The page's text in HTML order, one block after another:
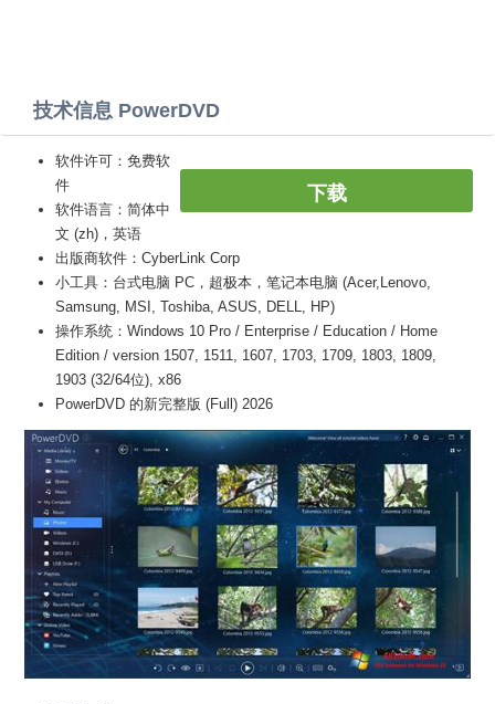
技术信息 PowerDVD
下载
软件许可：免费软
件
软件语言：简体中
文 (zh)，英语
出版商软件：CyberLink Corp
小工具：台式电脑 PC，超极本，笔记本电脑 (Acer,Lenovo,
Samsung, MSI, Toshiba, ASUS, DELL, HP)
操作系统：Windows 10 Pro / Enterprise / Education / Home
Edition / version 1507, 1511, 1607, 1703, 1709, 1803, 1809,
1903 (32/64位), x86
PowerDVD 的新完整版 (Full) 2026